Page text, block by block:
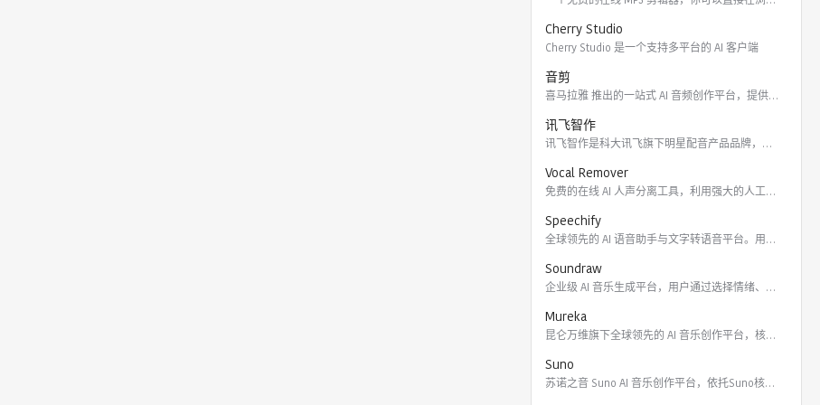
Cherry Studio
Cherry Studio 是一个支持多平台的 AI 客户端
音剪
喜马拉雅 推出的一站式 AI 音频创作平台，提供云端协作、3
讯飞智作
讯飞智作是科大讯飞旗下明星配音产品品牌，提供合成配音软件、真
Vocal Remover
免费的在线 AI 人声分离工具，利用强大的人工智能算法将歌曲
Speechify
全球领先的 AI 语音助手与文字转语音平台。用户可通过 Ch
Soundraw
企业级 AI 音乐生成平台，用户通过选择情绪、流派、乐器及长
Mureka
昆仑万维旗下全球领先的 AI 音乐创作平台，核心模型包括全球
Suno
苏诺之音 Suno AI 音乐创作平台，依托Suno核心模型